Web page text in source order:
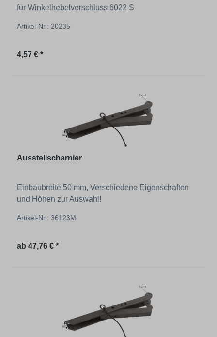
für Winkelhebelverschluss 6022 S
Artikel-Nr.: 20235
Regulärer Preis:
4,57 € *
Ausstellscharnier
Einbaubreite 50 mm, Verschiedene Eigenschaften
und Höhen zur Auswahl!
Artikel-Nr.: 36123M
Regulärer Preis:
ab 47,76 € *